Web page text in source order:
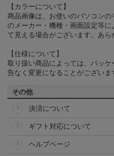
【カラーについて】
商品画像は、お使いのパソコン
のメーカー・機種・画面設定等
て見える場合がございます。あら
【仕様について】
取り扱い商品によっては、パッ
告なく変更になることがございま
その他
決済について
ギフト対応について
ヘルプページ